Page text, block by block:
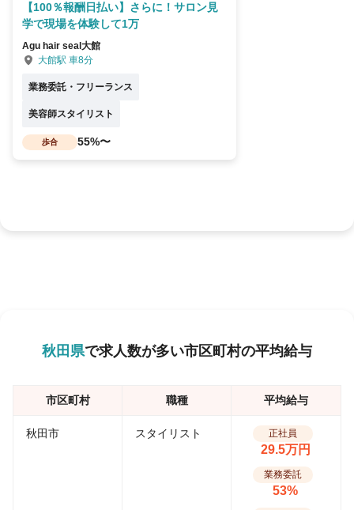
【100％報酬日払い】さらに！サロン見
学で現場を体験して1万
Agu hair seal大館
大館駅 車8分
業務委託・フリーランス
美容師スタイリスト
歩合 55%〜
秋田県で求人数が多い市区町村の平均給与
市区町村 職種 平均給与
秋田市 スタイリスト 正社員
29.5万円
業務委託
53%